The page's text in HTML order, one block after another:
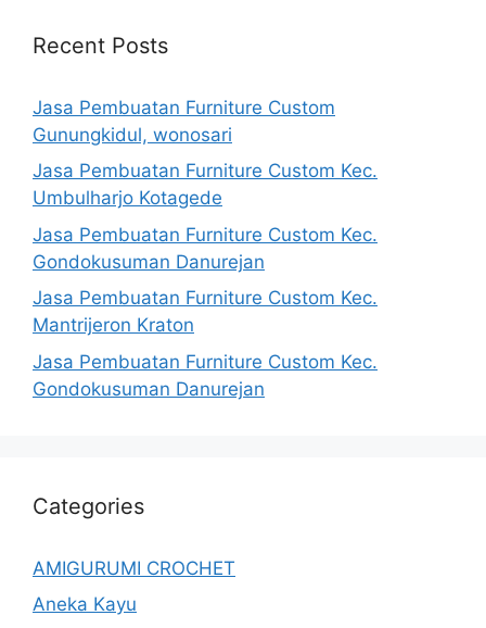
Recent Posts
Jasa Pembuatan Furniture Custom
Gunungkidul, wonosari
Jasa Pembuatan Furniture Custom Kec.
Umbulharjo Kotagede
Jasa Pembuatan Furniture Custom Kec.
Gondokusuman Danurejan
Jasa Pembuatan Furniture Custom Kec.
Mantrijeron Kraton
Jasa Pembuatan Furniture Custom Kec.
Gondokusuman Danurejan
Categories
AMIGURUMI CROCHET
Aneka Kayu